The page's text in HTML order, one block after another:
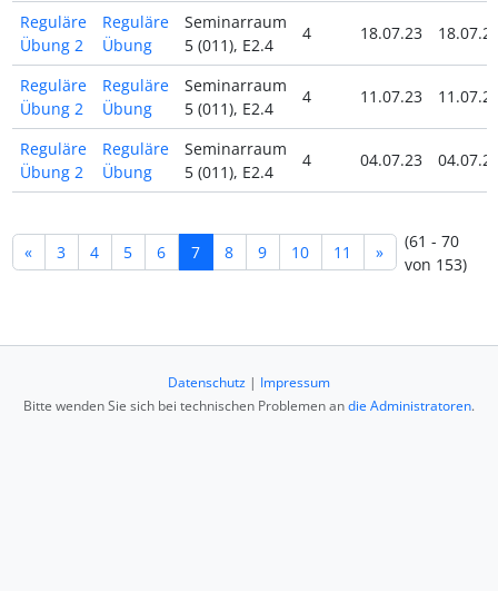
Reguläre
Übung 2
Reguläre
Übung
Seminarraum
5 (011), E2.4
4 18.07.23
Reguläre
Übung 2
Reguläre
Übung
Seminarraum
5 (011), E2.4
4 11.07.23
Reguläre
Übung 2
Reguläre
Übung
Seminarraum
5 (011), E2.4
4 04.07.23
« 3 4 5 6 7 8 9 10 11 »
(61 - 70
von 153)
Datenschutz | Impressum
Bitte wenden Sie sich bei technischen Problemen andie Administratoren.